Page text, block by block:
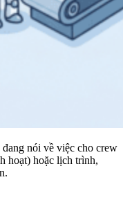
nói về việc cho crew
hoạt) hoặc lịch trình,